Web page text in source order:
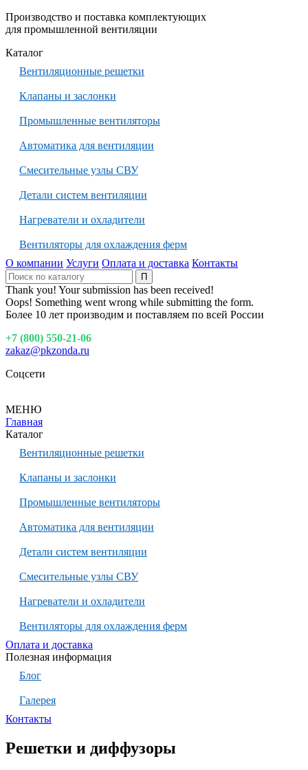
Производство и поставка комплектующих
для промышленной вентиляции
Каталог
Вентиляционные решетки
Клапаны и заслонки
Промышленные вентиляторы
Автоматика для вентиляции
Смесительные узлы СВУ
Детали систем вентиляции
Нагреватели и охладители
Вентиляторы для охлаждения ферм
О компании Услуги Оплата и доставка Контакты
Thank you! Your submission has been received!
Oops! Something went wrong while submitting the form.
Более 10 лет производим и поставляем по всей России
+7 (800) 550-21-06
zakaz@pkzonda.ru
Соцсети
МЕНЮ
Главная
Каталог
Вентиляционные решетки
Клапаны и заслонки
Промышленные вентиляторы
Автоматика для вентиляции
Детали систем вентиляции
Смесительные узлы СВУ
Нагреватели и охладители
Вентиляторы для охлаждения ферм
Оплата и доставка
Полезная информация
Блог
Галерея
Контакты
Решетки и диффузоры